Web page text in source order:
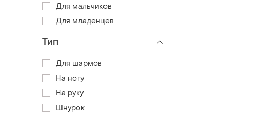
Для мальчиков
Для младенцев
Тип
Для шармов
На ногу
На руку
Шнурок